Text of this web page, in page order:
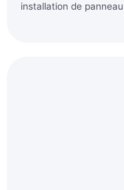
installation de